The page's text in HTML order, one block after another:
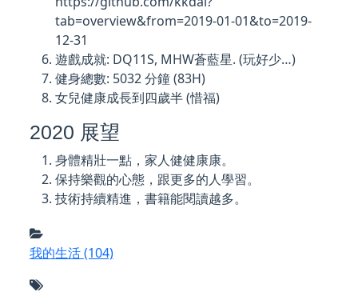
tab=overview&from=2019-01-01&to=2019-
12-31
遊戲成就: DQ11S, MHW蒼藍星. (玩好少…)
健身總數: 5032 分鐘 (83H)
女兒健康成長到四歲半 (惜福)
2020 展望
身體精壯一點，家人健健康康。
保持樂觀的心態，跟更多的人學習。
技術持續精進，書籍能閱讀越多。
我的生活(104)